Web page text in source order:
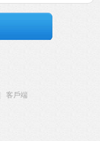
客戶端